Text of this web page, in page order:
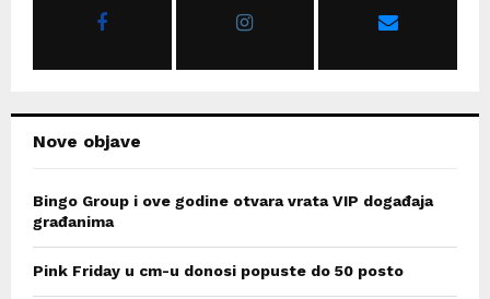
Nove objave
Bingo Group i ove godine otvara vrata VIP događaja
građanima
Pink Friday u cm-u donosi popuste do 50 posto